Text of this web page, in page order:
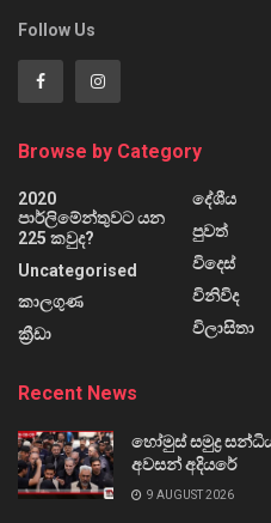
Follow Us
Browse by Category
2020
පාර්ලිමේන්තුවට යන
225 කවුද?
Uncategorised
කාලගුණ
ක්‍රීඩා
දේශීය
පුවත්
විදෙස්
විනිවිද
විලාසිතා
Recent News
හෝමුස් සමුද්‍ර
අවසන් අදියරේ
9 AUGUST 2026